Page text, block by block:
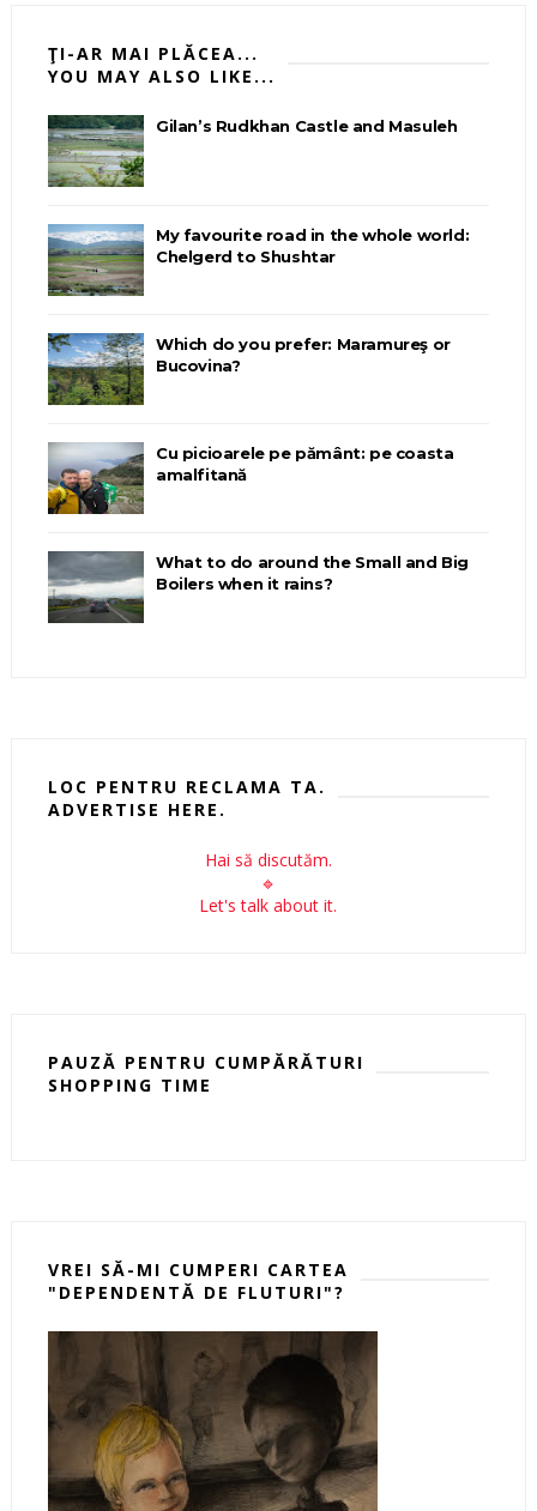
ŢI-AR MAI PLĂCEA...
YOU MAY ALSO LIKE...
Gilan’s Rudkhan Castle and Masuleh
My favourite road in the whole world:
Chelgerd to Shushtar
Which do you prefer: Maramureş or
Bucovina?
Cu picioarele pe pământ: pe coasta
amalfitană
What to do around the Small and Big
Boilers when it rains?
LOC PENTRU RECLAMA TA.
ADVERTISE HERE.
Hai să discutăm.
🔹
Let's talk about it.
PAUZĂ PENTRU CUMPĂRĂTURI
SHOPPING TIME
VREI SĂ-MI CUMPERI CARTEA
"DEPENDENTĂ DE FLUTURI"?